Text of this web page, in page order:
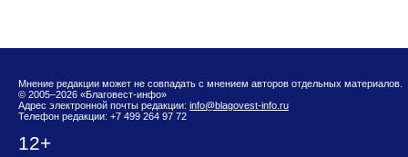
Мнение редакции может не совпадать с мнением авторов отдельных материалов.
© 2005–2026 «Благовест-инфо»
Адрес электронной почты редакции: info@blagovest-info.ru
Телефон редакции: +7 499 264 97 72
12+